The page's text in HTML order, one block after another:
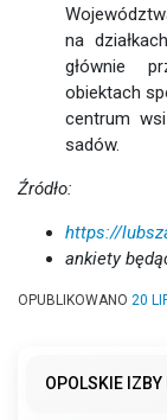
na
głównie
obiektach
centrum
sadów.
Źródło:
https://
ankiety
OPUBLIKOWANO 20
OPOLSKIE IZBY